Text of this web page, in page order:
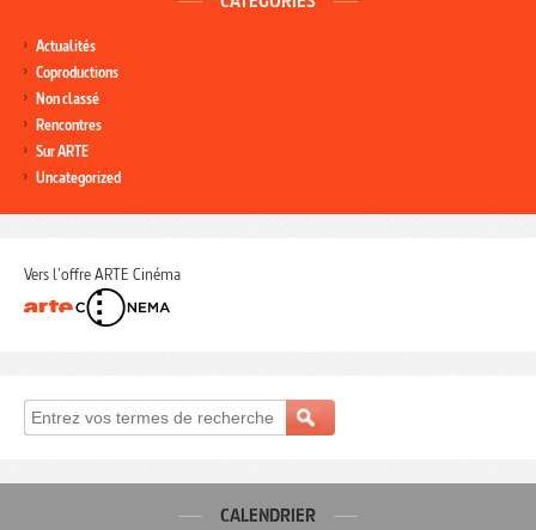
Actualités
Coproductions
Non classé
Rencontres
Sur ARTE
Uncategorized
Vers l'offre ARTE Cinéma
CALENDRIER